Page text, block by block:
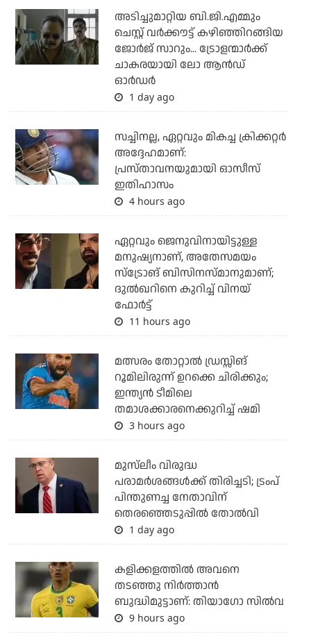
അടിച്ചുമാറ്റിയ ബി.ജി.എമ്മും
ചെസ്റ്റ് വര്‍ക്കൗട്ട് കഴിഞ്ഞിറങ്ങിയ
ജോര്‍ജ് സാറും... ട്രോളന്മാര്‍ക്ക്
ചാകരയായി ലോ ആന്‍ഡ്
ഓര്‍ഡര്‍
1 day ago
സച്ചിനല്ല, ഏറ്റവും മികച്ച ക്രിക്കറ്റര്‍
അദ്ദേഹമാണ്:
പ്രസ്താവനയുമായി ഓസീസ്
ഇതിഹാസം
4 hours ago
ഏറ്റവും ജെനുവിനായിട്ടുള്ള
മനുഷ്യനാണ്, അതേസമയം
സ്‌ട്രോങ് ബിസിനസ്മാനുമാണ്;
ദുല്‍ഖറിനെ കുറിച്ച് വിനയ്
ഫോര്‍ട്ട്
11 hours ago
മത്സരം തോറ്റാല്‍ ഡ്രസ്സിങ്
റൂമിലിരുന്ന് ഉറക്കെ ചിരിക്കും;
ഇന്ത്യന്‍ ടീമിലെ
തമാശക്കാരനെക്കുറിച്ച് ഷമി
3 hours ago
മുസ്‌ലീം വിരുദ്ധ
പരാമര്‍ശങ്ങള്‍ക്ക് തിരിച്ചടി; ട്രംപ്
പിന്തുണച്ച നേതാവിന്
തെരഞ്ഞെടുപ്പില്‍ തോല്‍വി
1 day ago
കളിക്കളത്തില്‍ അവനെ
തടഞ്ഞു നിര്‍ത്താന്‍
ബുദ്ധിമുട്ടാണ്: തിയാഗോ സില്‍വ
9 hours ago